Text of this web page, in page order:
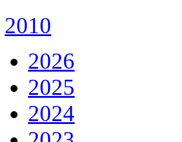
2010
2026
2025
2024